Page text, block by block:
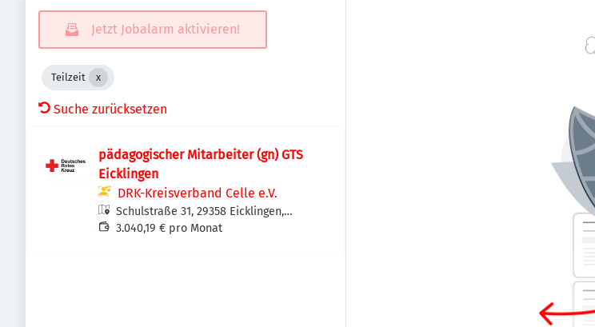
Jetzt Jobalarm aktivieren!
Teilzeit
Suche zurücksetzen
pädagogischer Mitarbeiter (gn) GTS
Eicklingen
DRK-Kreisverband Celle e.V.
Schulstraße 31, 29358 Eicklingen,
Deutschland
3.040,19 € pro Monat